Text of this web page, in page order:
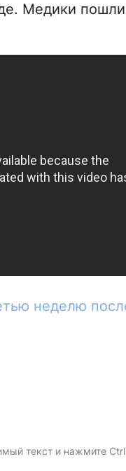
Медики
неделю
текст и нажмите